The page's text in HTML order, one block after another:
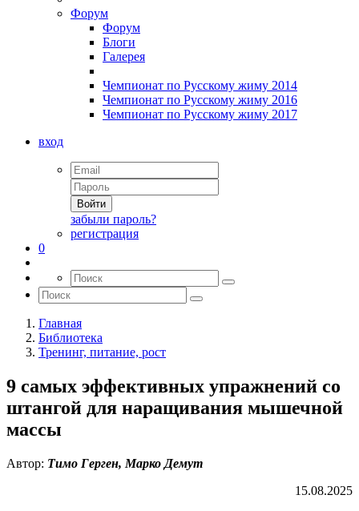
Форум
Форум
Блоги
Галерея
Чемпионат по Русскому жиму 2014
Чемпионат по Русскому жиму 2016
Чемпионат по Русскому жиму 2017
вход
Войти
забыли пароль?
регистрация
0
Главная
Библиотека
Тренинг, питание, рост
9 самых эффективных упражнений со
штангой для наращивания мышечной
массы
Автор: Тимо Герген, Марко Демут
15.08.2025